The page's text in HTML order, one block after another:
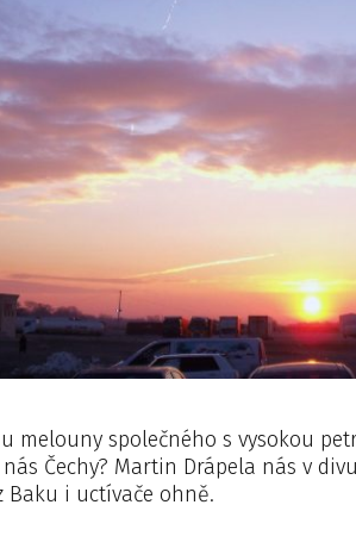
melouny společného s vysokou
Čechy? Martin Drápela nás v
Baku i uctívače ohně.